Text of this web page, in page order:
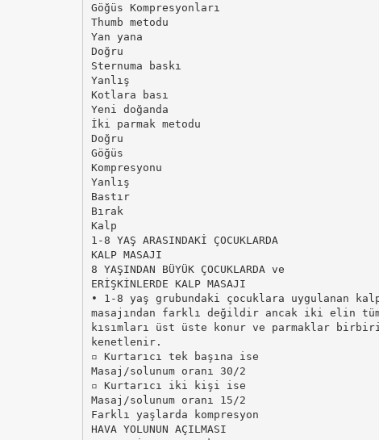
Göğüs Kompresyonları
Thumb metodu
Yan yana
Doğru
Sternuma baskı
Yanlış
Kotlara bası
Yeni doğanda
İki parmak metodu
Doğru
Göğüs
Kompresyonu
Yanlış
Bastır
Bırak
Kalp
1-8 YAŞ ARASINDAKİ ÇOCUKLARDA
KALP MASAJI
8 YAŞINDAN BÜYÜK ÇOCUKLARDA ve
ERİŞKİNLERDE KALP MASAJI
• 1-8 yaş grubundaki çocuklara uygulanan
masajından farklı değildir ancak iki elin
kısımları üst üste konur ve parmaklar
kenetlenir.
▫ Kurtarıcı tek başına ise
Masaj/solunum oranı 30/2
▫ Kurtarıcı iki kişi ise
Masaj/solunum oranı 15/2
Farklı yaşlarda kompresyon
HAVA YOLUNUN AÇILMASI